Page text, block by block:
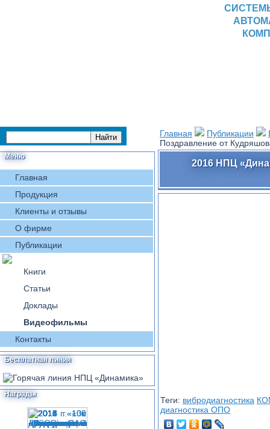
Меню
Главная
Продукция
Клиенты и отзывы
О фирме
Публикации
Книги
Статьи
Доклады
Видеофильмы
Контакты
Бесплатная линия
Награды
Главная Публикации
Поздравление от
2016 НПЦ
Теги: вибродиагностика
диагностика ОПО